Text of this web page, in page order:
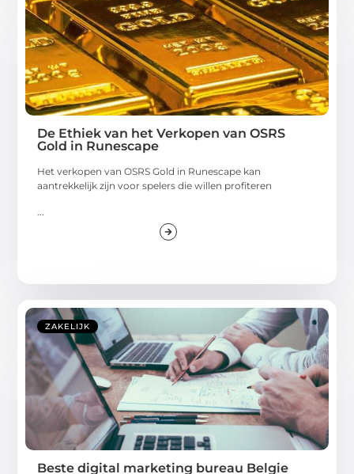
De Ethiek van het Verkopen van OSRS
Gold in Runescape
Het verkopen van OSRS Gold in Runescape kan
aantrekkelijk zijn voor spelers die willen profiteren
ZAKELIJK
Beste digital marketing bureau Belgie